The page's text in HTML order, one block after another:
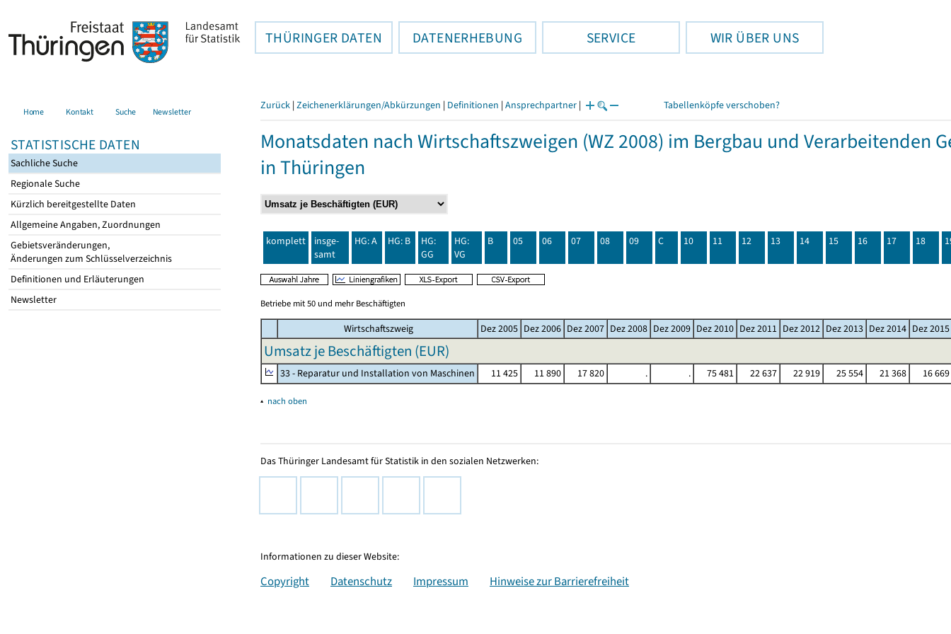
THÜRINGER DATEN DATENERHEBUNG SERVICE WIR ÜBER UNS
Home Kontakt Suche Newsletter
STATISTISCHE DATEN
Sachliche Suche
Regionale Suche
Kürzlich bereitgestellte Daten
Allgemeine Angaben, Zuordnungen
Gebietsveränderungen,
Änderungen zum Schlüsselverzeichnis
Definitionen und Erläuterungen
Newsletter
Zurück | Zeichenerklärungen/Abkürzungen | Definitionen | Ansprechpartner | Tabellenköpfe verschoben?
Monatsdaten nach Wirtschaftszweigen (WZ 2008) im Bergbau und Verarbeitenden
in Thüringen
komplett
insge-
samt
HG: A HG: B
HG:
GG
HG:
VG
B 05 06 07 08 09 C 10 11 12 13 14 15 16 17 18
Betriebe mit 50 und mehr Beschäftigten
Wirtschaftszweig Dez 2005 Dez 2006 Dez 2007 Dez 2008 Dez 2009 Dez 2010 Dez 2011 Dez 2012 Dez 2013 Dez 2014 Dez 2015
Umsatz je Beschäftigten (EUR)
33 - Reparatur und Installation von Maschinen 11 425 11 890 17 820 . . 75 481 22 637 22 919 25 554 21 368 16 669
▴ nach oben
Das Thüringer Landesamt für Statistik in den sozialen Netzwerken:
Informationen zu dieser Website:
Copyright Datenschutz Impressum Hinweise zur Barrierefreiheit